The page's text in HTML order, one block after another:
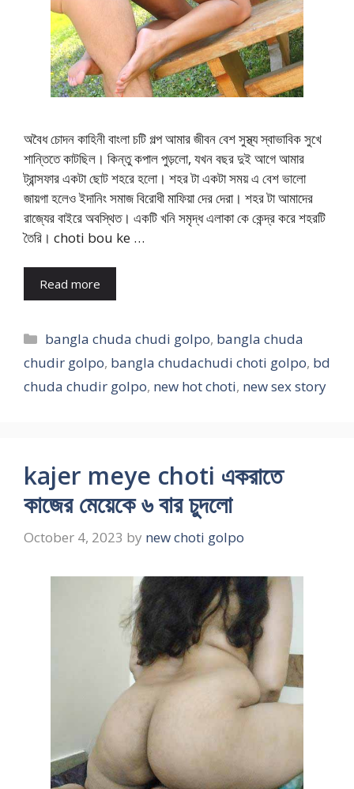
অবৈধ চোদন কাহিনী বাংলা চটি গল্প আমার জীবন বেশ সুস্থ্য স্বাভাবিক সুখে
শান্তিতে কাটছিল। কিন্তু কপাল পুড়লো, যখন বছর দুই আগে আমার
ট্রান্সফার একটা ছোট শহরে হলো। শহর টা একটা সময় এ বেশ ভালো
জায়গা হলেও ইদানিং সমাজ বিরোধী মাফিয়া দের দেরা। শহর টা আমাদের
রাজ্যের বাইরে অবস্থিত। একটি খনি সমৃদ্ধ এলাকা কে কেন্দ্র করে শহরটি
তৈরি। choti bou ke …
Read more
Categories
bangla chuda chudi golpo, bangla chuda
chudir golpo, bangla chudachudi choti golpo, bd
chuda chudir golpo, new hot choti, new sex story
kajer meye choti একরাতে
কাজের মেয়েকে ৬ বার চুদলো
October 4, 2023 by new choti golpo